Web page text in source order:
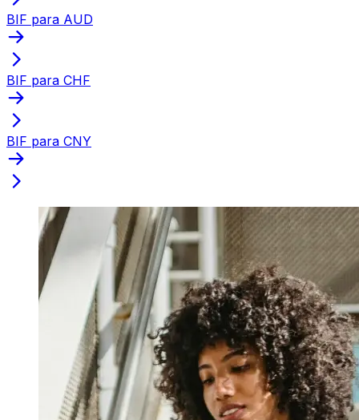
BIF para AUD
BIF para CHF
BIF para CNY